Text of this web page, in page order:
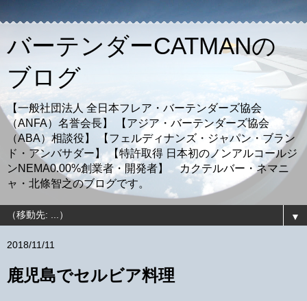
バーテンダーCATMANの
ブログ
【一般社団法人 全日本フレア・バーテンダーズ協会
（ANFA）名誉会長】 【アジア・バーテンダーズ協会
（ABA）相談役】 【フェルディナンズ・ジャパン・ブラン
ド・アンバサダー】 【特許取得 日本初のノンアルコールジ
ンNEMA0.00%創業者・開発者】 カクテルバー・ネマニ
ャ・北條智之のブログです。
▼
2018/11/11
鹿児島でセルビア料理